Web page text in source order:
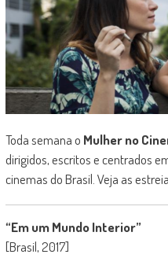
Toda semana o Mulher no
dirigidos, escritos e centrados
cinemas do Brasil. Veja as
“Em um Mundo Interior”
[Brasil, 2017]